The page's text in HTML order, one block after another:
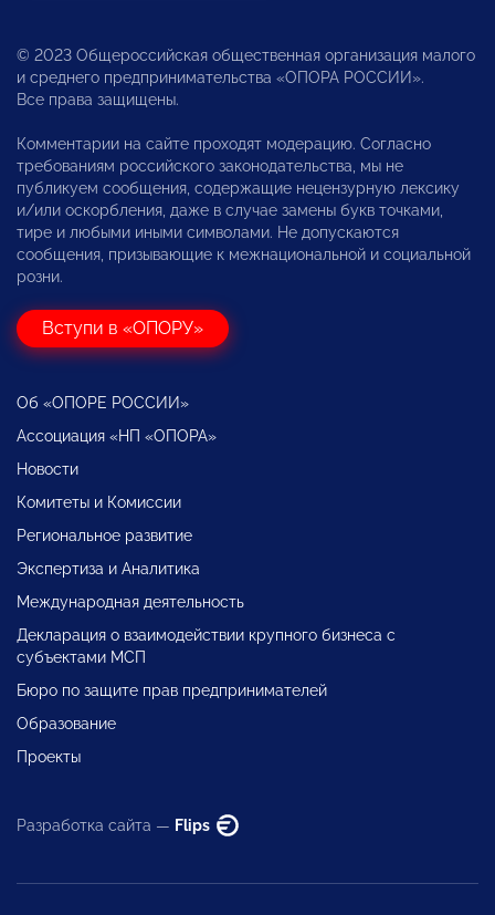
© 2023 Общероссийская общественная организация малого
и среднего предпринимательства «ОПОРА РОССИИ».
Все права защищены.
Комментарии на сайте проходят модерацию. Согласно
требованиям российского законодательства, мы не
публикуем сообщения, содержащие нецензурную лексику
и/или оскорбления, даже в случае замены букв точками,
тире и любыми иными символами. Не допускаются
сообщения, призывающие к межнациональной и социальной
розни.
Вступи в «ОПОРУ»
Об «ОПОРЕ РОССИИ»
Ассоциация «НП «ОПОРА»
Новости
Комитеты и Комиссии
Региональное развитие
Экспертиза и Аналитика
Международная деятельность
Декларация о взаимодействии крупного бизнеса с
субъектами МСП
Бюро по защите прав предпринимателей
Образование
Проекты
Разработка сайта — Flips